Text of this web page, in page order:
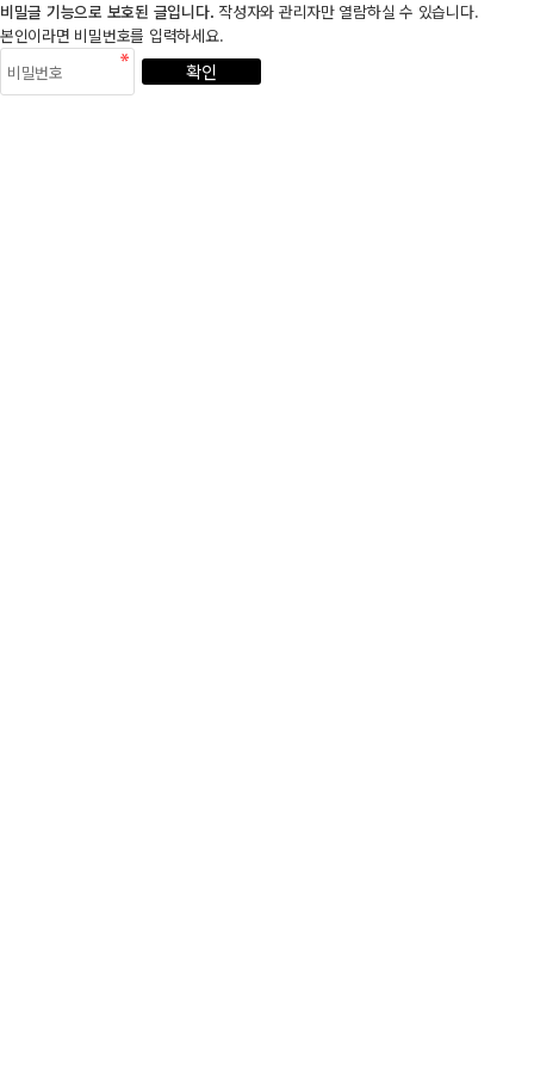
비밀글 기능으로 보호된 글입니다. 작성자와 관리자만 열람하실 수 있습니다.
본인이라면 비밀번호를 입력하세요.